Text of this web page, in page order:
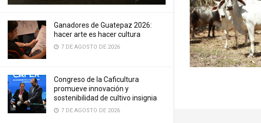
Ganadores de Guatepaz 2026:
hacer arte es hacer cultura
7 DE AGOSTO DE 2026
Congreso de la Caficultura
promueve innovación y
sostenibilidad de cultivo insignia
7 DE AGOSTO DE 2026